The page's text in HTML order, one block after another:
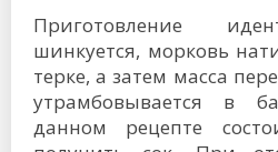
Приготовление
шинкуется, морковь
терке, а затем масса
утрамбовывается в
данном рецепте